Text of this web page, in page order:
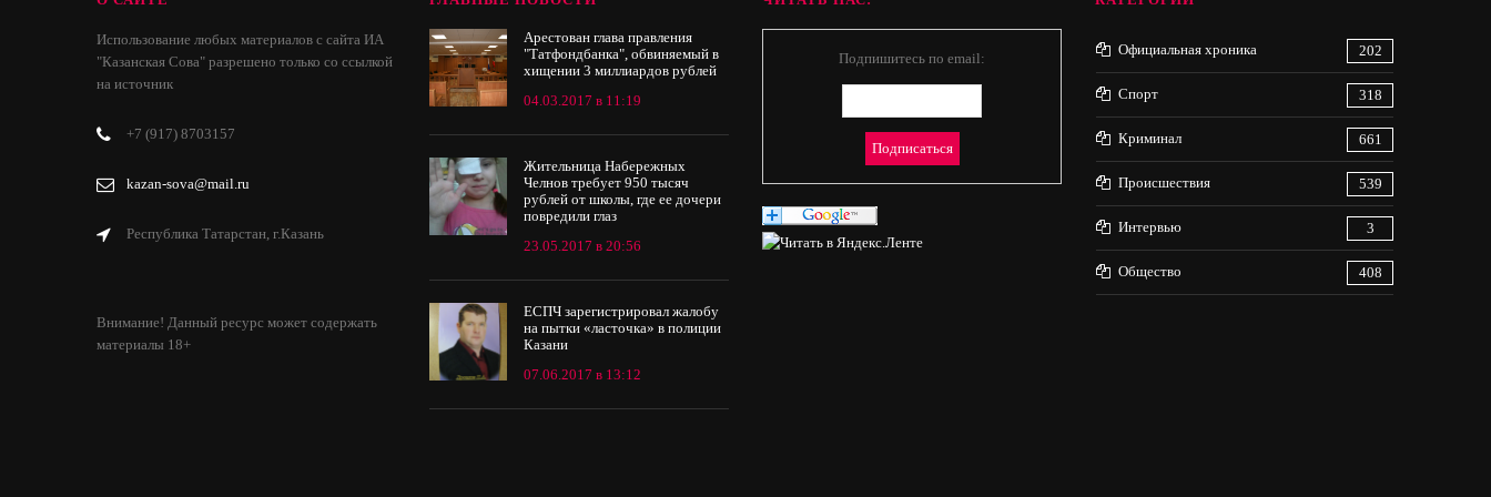
Использование любых материалов с сайта ИА
"Казанская Сова" разрешено только со ссылкой
на источник
+7 (917) 8703157
kazan-sova@mail.ru
Республика Татарстан, г.Казань
Внимание! Данный ресурс может содержать
материалы 18+
Арестован глава правления
"Татфондбанка", обвиняемый в
хищении 3 миллиардов рублей
04.03.2017 в 11:19
Жительница Набережных
Челнов требует 950 тысяч
рублей от школы, где ее дочери
повредили глаз
23.05.2017 в 20:56
ЕСПЧ зарегистрировал жалобу
на пытки «ласточка» в полиции
Казани
07.06.2017 в 13:12
Подпишитесь по email:
Официальная хроника 202
Спорт 318
Криминал 661
Происшествия 539
Интервью 3
Общество 408